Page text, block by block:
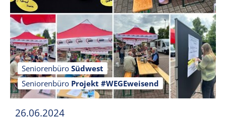
Seniorenbüro Südwest
Seniorenbüro Projekt #WEGEweisend
26.06.2024